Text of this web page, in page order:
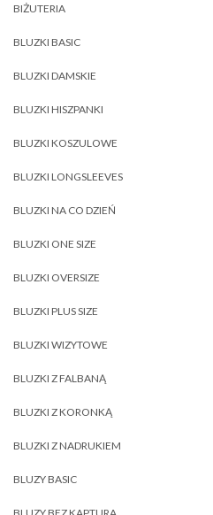
BIŻUTERIA
BLUZKI BASIC
BLUZKI DAMSKIE
BLUZKI HISZPANKI
BLUZKI KOSZULOWE
BLUZKI LONGSLEEVES
BLUZKI NA CO DZIEŃ
BLUZKI ONE SIZE
BLUZKI OVERSIZE
BLUZKI PLUS SIZE
BLUZKI WIZYTOWE
BLUZKI Z FALBANĄ
BLUZKI Z KORONKĄ
BLUZKI Z NADRUKIEM
BLUZY BASIC